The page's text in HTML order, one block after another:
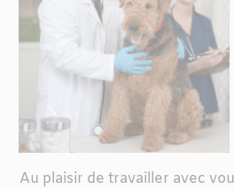
Au plaisir de travailler avec